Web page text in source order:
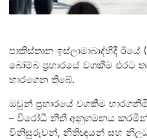
පාකිස්තාන ඉස්ලාමාබාද්හිදී ඊයේ
බෝම්බ ප්‍රහාරයේ වගකීම එරට
භාරගෙන තිබේ.
ඔවුන් ප්‍රහාරයේ වගකීම
– විරෝධී නීති අනුගමනය කරමින්
විනිසුරුවන්, නීතිඥයන් සහ